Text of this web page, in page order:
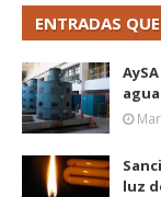
ENTRADAS
luz